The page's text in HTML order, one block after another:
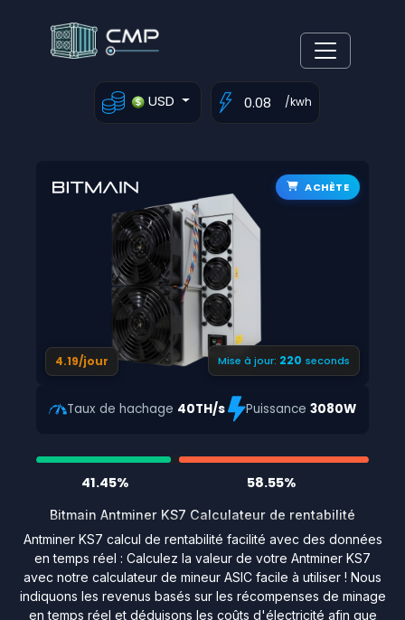
USD /kwh
ACHÈTE
4.19/jour Mise à jour:219 seconds
Taux de hachage 40TH/s Puissance 3080W
41.45% 58.55%
Bitmain Antminer KS7 Calculateur de rentabilité
Antminer KS7 calcul de rentabilité facilité avec des données
en temps réel : Calculez la valeur de votre Antminer KS7
avec notre calculateur de mineur ASIC facile à utiliser ! Nous
indiquons les revenus basés sur les récompenses de minage
en temps réel et déduisons les coûts d'électricité afin que